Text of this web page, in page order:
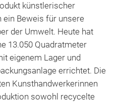
künstlerischer
ein Beweis für unsere
der Umwelt. Heute hat
13.050 Quadratmeter
eigenem Lager und
errichtet. Die
Kunsthandwerkerinnen
sowohl recycelte